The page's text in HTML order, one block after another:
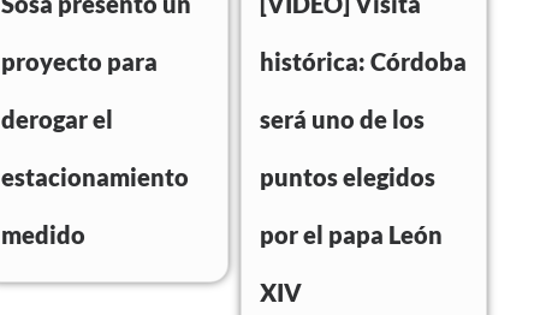
proyecto para
derogar el
estacionamiento
medido
histórica: Córdoba
será uno de los
puntos elegidos
por el papa León
XIV